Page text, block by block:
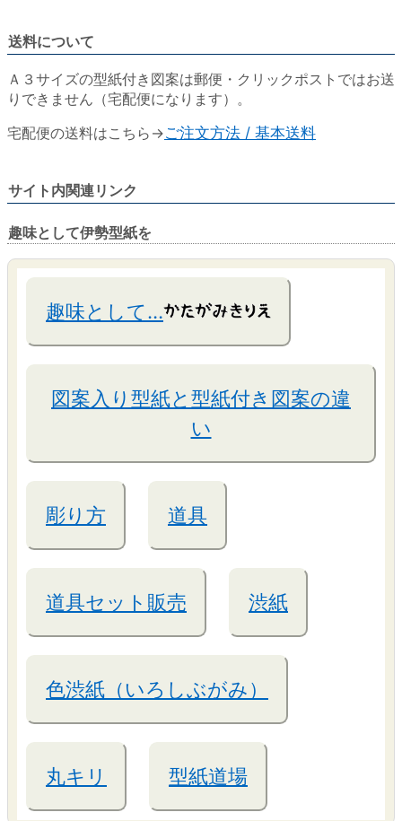
送料について
Ａ３サイズの型紙付き図案は郵便・クリックポストではお送
りできません（宅配便になります）。
宅配便の送料はこちら→ご注文方法 / 基本送料
サイト内関連リンク
趣味として伊勢型紙を
趣味として…
図案入り型紙と型紙付き図案の違
い
彫り方 道具
道具セット販売 渋紙
色渋紙（いろしぶがみ）
丸キリ 型紙道場